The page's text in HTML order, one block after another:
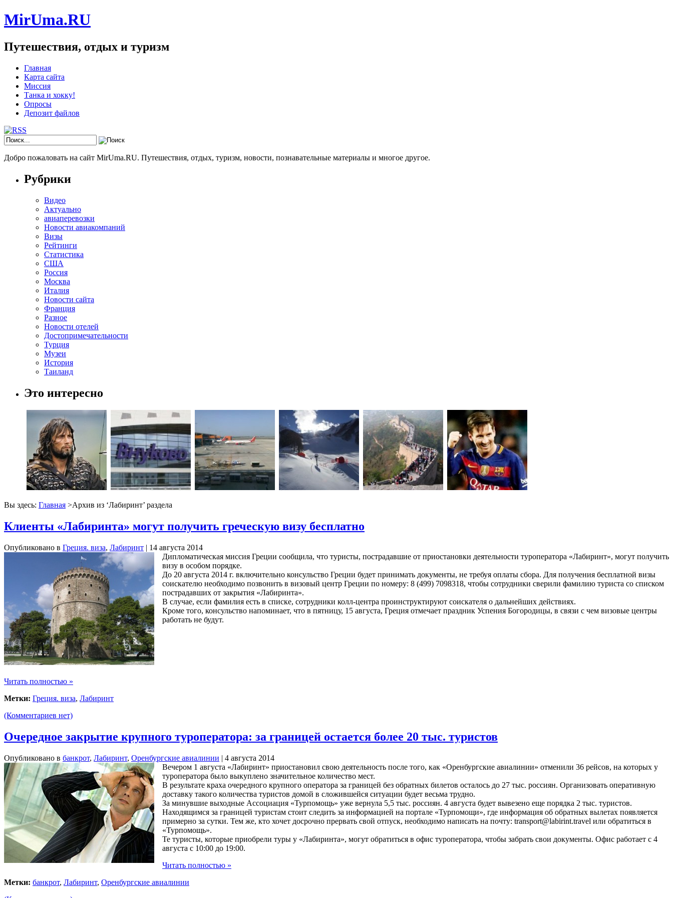
MirUma.RU
Путешествия, отдых и туризм
Главная
Карта сайта
Миссия
Танка и хокку!
Опросы
Депозит файлов
Добро пожаловать на сайт MirUma.RU. Путешествия, отдых, туризм, новости, познавательные материалы и многое другое.
Рубрики
Видео
Актуально
авиаперевозки
Новости авиакомпаний
Визы
Рейтинги
Статистика
США
Россия
Москва
Италия
Новости сайта
Франция
Разное
Новости отелей
Достопримечательности
Турция
Музеи
История
Таиланд
Это интересно
Вы здесь: Главная >Архив из ‘Лабиринт’ раздела
Клиенты «Лабиринта» могут получить греческую визу бесплатно
Опубликовано в Греция. виза, Лабиринт | 14 августа 2014
Дипломатическая миссия Греции сообщила, что туристы, пострадавшие от приостановки деятельности туроператора «Лабиринт», могут получить
визу в особом порядке.
До 20 августа 2014 г. включительно консульство Греции будет принимать документы, не требуя оплаты сбора. Для получения бесплатной визы
соискателю необходимо позвонить в визовый центр Греции по номеру: 8 (499) 7098318, чтобы сотрудники сверили фамилию туриста со списком
пострадавших от закрытия «Лабиринта».
В случае, если фамилия есть в списке, сотрудники колл-центра проинструктируют соискателя о дальнейших действиях.
Кроме того, консульство напоминает, что в пятницу, 15 августа, Греция отмечает праздник Успения Богородицы, в связи с чем визовые центры
работать не будут.
Читать полностью »
Метки: Греция. виза, Лабиринт
(Комментариев нет)
Очередное закрытие крупного туроператора: за границей остается более 20 тыс. туристов
Опубликовано в банкрот, Лабиринт, Оренбургские авиалинии | 4 августа 2014
Вечером 1 августа «Лабиринт» приостановил свою деятельность после того, как «Оренбургские авиалинии» отменили 36 рейсов, на которых у
туроператора было выкуплено значительное количество мест.
В результате краха очередного крупного оператора за границей без обратных билетов осталось до 27 тыс. россиян. Организовать оперативную
доставку такого количества туристов домой в сложившейся ситуации будет весьма трудно.
За минувшие выходные Ассоциация «Турпомощь» уже вернула 5,5 тыс. россиян. 4 августа будет вывезено еще порядка 2 тыс. туристов.
Находящимся за границей туристам стоит следить за информацией на портале «Турпомощи», где информация об обратных вылетах появляется
примерно за сутки. Тем же, кто хочет досрочно прервать свой отпуск, необходимо написать на почту: transport@labirint.travel или обратиться в
«Турпомощь».
Те туристы, которые приобрели туры у «Лабиринта», могут обратиться в офис туроператора, чтобы забрать свои документы. Офис работает с 4
августа с 10:00 до 19:00.
Читать полностью »
Метки: банкрот, Лабиринт, Оренбургские авиалинии